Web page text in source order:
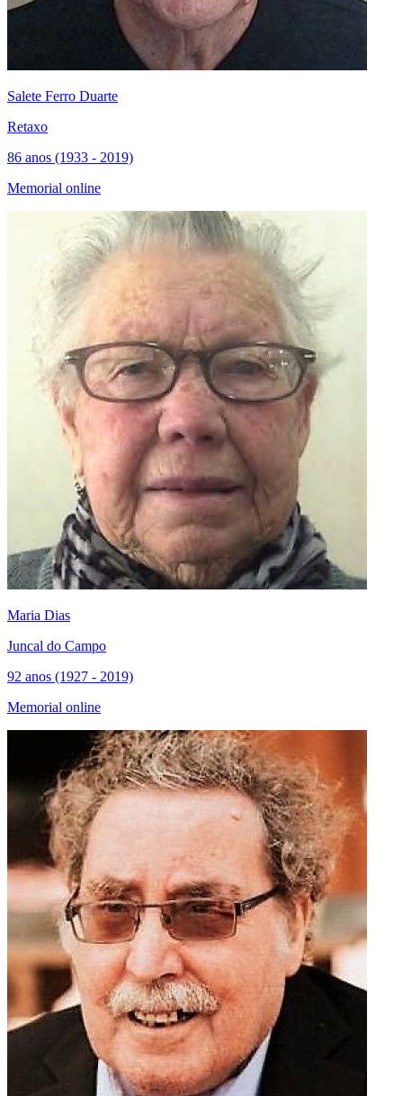
Salete Ferro Duarte
Retaxo
86 anos (1933 - 2019)
Memorial online
Maria Dias
Juncal do Campo
92 anos (1927 - 2019)
Memorial online